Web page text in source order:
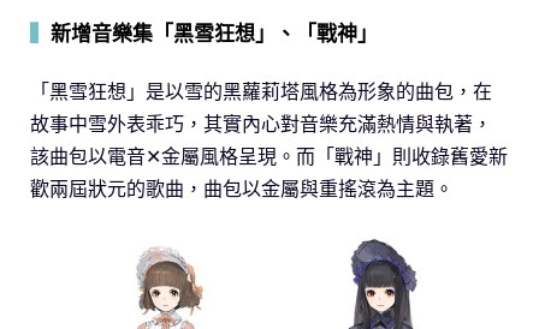
新增音樂集「黑雪狂想」、「戰神」
「黑雪狂想」是以雪的黑蘿莉塔風格為形象的曲包，在
故事中雪外表乖巧，其實內心對音樂充滿熱情與執著，
該曲包以電音✕金屬風格呈現。而「戰神」則收錄舊愛新
歡兩屆狀元的歌曲，曲包以金屬與重搖滾為主題。